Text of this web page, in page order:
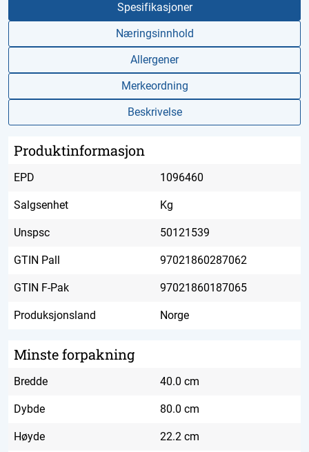
Spesifikasjoner
Næringsinnhold
Allergener
Merkeordning
Beskrivelse
Produktinformasjon
EPD 1096460
Salgsenhet Kg
Unspsc 50121539
GTIN Pall 97021860287062
GTIN F-Pak 97021860187065
Produksjonsland Norge
Minste forpakning
Bredde 40.0 cm
Dybde 80.0 cm
Høyde 22.2 cm